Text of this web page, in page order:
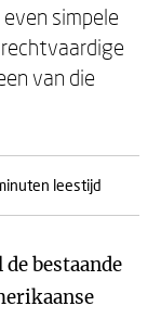
even simpele
van die
leestijd
bestaande